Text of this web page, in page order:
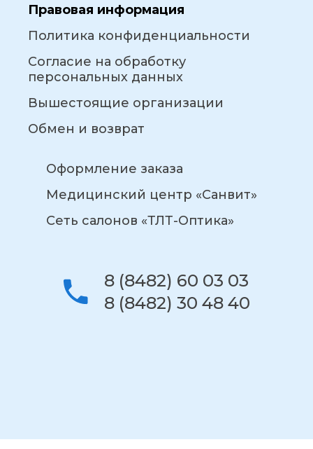
Правовая информация
Политика конфиденциальности
Согласие на обработку
персональных данных
Вышестоящие организации
Обмен и возврат
Оформление заказа
Медицинский центр «Санвит»
Сеть салонов «ТЛТ-Оптика»
8 (8482) 60 03 03
8 (8482) 30 48 40